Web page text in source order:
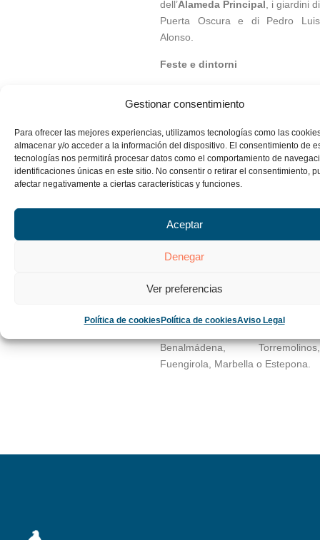
Gestionar consentimiento
Para ofrecer las mejores experiencias, utilizamos tecnologías como las
almacenar y/o acceder a la información del dispositivo. El consentimiento de
tecnologías nos permitirá procesar datos como el comportamiento de
identificaciones únicas en este sitio. No consentir o retirar el consentimiento,
afectar negativamente a ciertas características y funciones.
Aceptar
Denegar
Ver preferencias
Política de cookies Política de cookiesAviso Legal
dell’Alameda Principal, i giardini di
Puerta Oscura e di Pedro Luis
Alonso.
Feste e dintorni
momento per visitare Malaga. La
festa di Interesse Turistico
Internazionale, spicca per le
processioni monumentali e per il
fervore popolare che risveglia in
I dintorni di Malaga invitano a
dai forti contrasti esistenti tra i
costa. La Costa del Sol è
disseminata di paesini di grande
Benalmádena, Torremolinos,
Fuengirola, Marbella o Estepona.